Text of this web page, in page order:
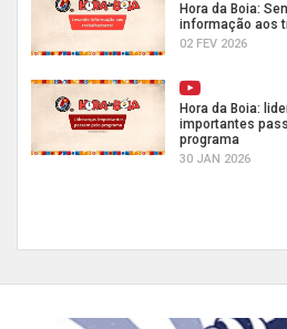
Hora da Boia:
informação aos
02 FEV 2026
Hora da Boia:
importantes
programa
30 JAN 2026